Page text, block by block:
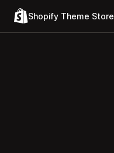
Shopify Theme Store